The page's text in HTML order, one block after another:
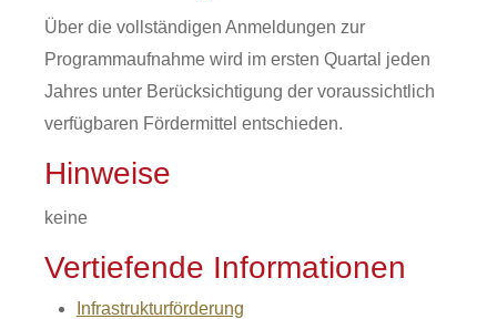
Über die vollständigen Anmeldungen zur
Programmaufnahme wird im ersten Quartal jeden
Jahres unter Berücksichtigung der voraussichtlich
verfügbaren Fördermittel entschieden.
Hinweise
keine
Vertiefende Informationen
Infrastrukturförderung